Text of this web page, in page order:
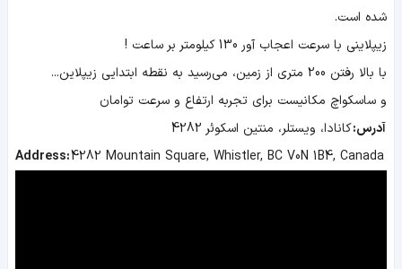
شده است.
زیپلاینی با سرعت اعجاب آور 130 کیلومتر بر ساعت !
با بالا رفتن 200 متری از زمین، می‌رسید به نقطه ابتدایی زیپلاین...
و ساسکواچ مکانیست برای تجربه ارتفاع و سرعت توامان
آدرس:کانادا، ویستلر، منتین اسکوئر 4282
Address:4282 Mountain Square, Whistler, BC V0N 1B4, Canada